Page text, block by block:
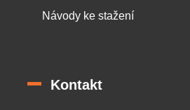
Návody ke stažení
Kontakt